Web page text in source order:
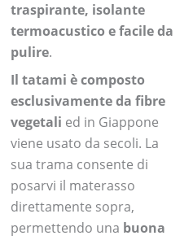
traspirante, isolante
termoacustico e facile da
pulire.
Il tatami è composto
esclusivamente da fibre
vegetali ed in Giappone
viene usato da secoli. La
sua trama consente di
posarvi il materasso
direttamente sopra,
permettendo una buona